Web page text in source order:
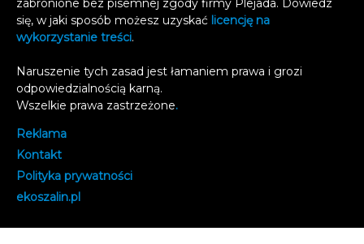
zabronione bez pisemnej zgody firmy Plejada. Dowiedz
się, w jaki sposób możesz uzyskać licencję na
wykorzystanie treści.
Naruszenie tych zasad jest łamaniem prawa i grozi
odpowiedzialnością karną.
Wszelkie prawa zastrzeżone.
Reklama
Kontakt
Polityka prywatności
ekoszalin.pl